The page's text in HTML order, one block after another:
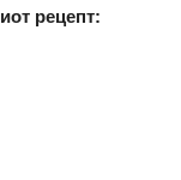
рецепт: